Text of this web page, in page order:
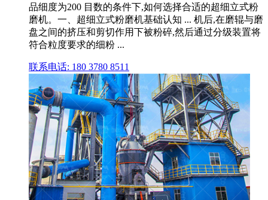
品细度为200 目数的条件下,如何选择合适的超细立式粉
磨机。一、超细立式粉磨机基础认知 ... 机后,在磨辊与磨
盘之间的挤压和剪切作用下被粉碎,然后通过分级装置将
符合粒度要求的细粉 ...
联系电话: 180 3780 8511